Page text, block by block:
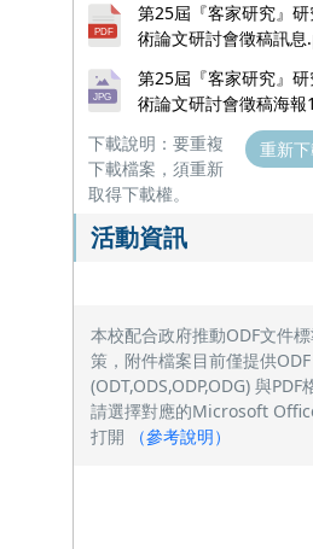
第25屆『客家研究』
術論文研討會徵稿訊
第25屆『客家研究』
術論文研討會徵稿海
下載說明：要重複
下載檔案，須重新
取得下載權。
重新
活動資訊
本校配合政府推動ODF文件
策，附件檔案目前僅提供ODF
(ODT,ODS,ODP,ODG) 與PDF
請選擇對應的Microsoft
打開
（參考說明）